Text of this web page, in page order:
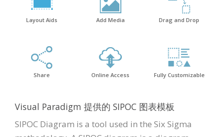
Layout Aids Add Media Drag and Drop
Share Online Access Fully Customizable
Visual Paradigm 提供的 SIPOC 图表模板
SIPOC Diagram is a tool used in the Six Sigma